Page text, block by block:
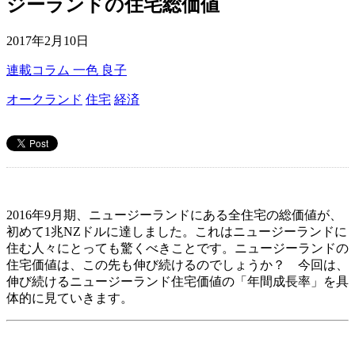
ジーランドの住宅総価値
2017年2月10日
連載コラム 一色 良子
オークランド 住宅 経済
2016年9月期、ニュージーランドにある全住宅の総価値が、
初めて1兆NZドルに達しました。これはニュージーランドに
住む人々にとっても驚くべきことです。ニュージーランドの
住宅価値は、この先も伸び続けるのでしょうか？ 今回は、
伸び続けるニュージーランド住宅価値の「年間成長率」を具
体的に見ていきます。